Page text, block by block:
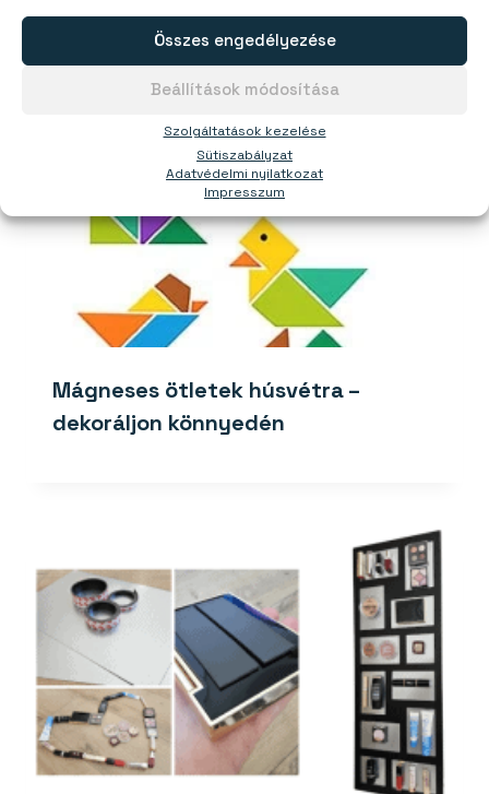
Szolgáltatások kezelése
Összes engedélyezése
Beállítások módosítása
Sütiszabályzat
Adatvédelmi nyilatkozat
Impresszum
Mágneses ötletek húsvétra –
dekoráljon könnyedén